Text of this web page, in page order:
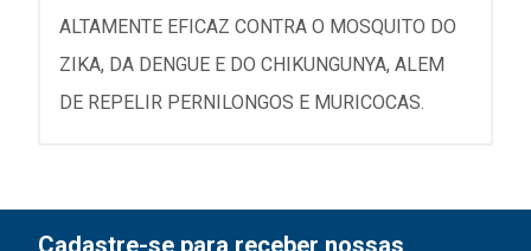
ALTAMENTE EFICAZ CONTRA O MOSQUITO DO
ZIKA, DA DENGUE E DO CHIKUNGUNYA, ALEM
DE REPELIR PERNILONGOS E MURICOCAS.
Cadastre-se para receber nossas